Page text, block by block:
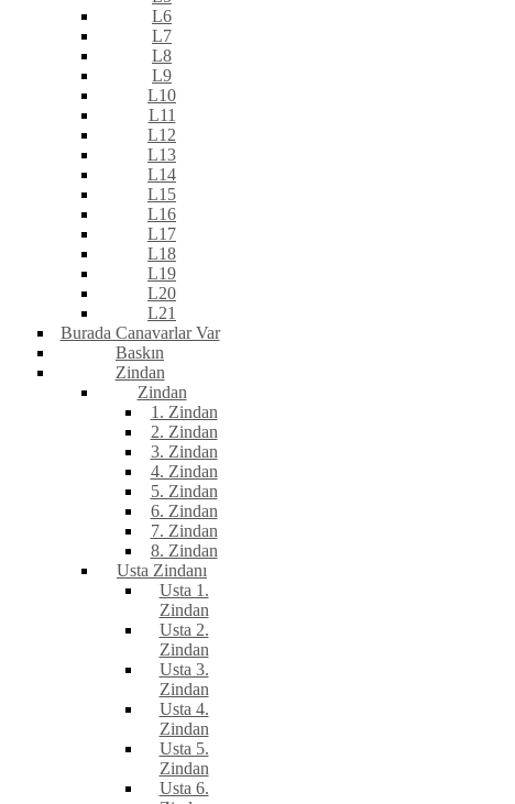
L6
L7
L8
L9
L10
L11
L12
L13
L14
L15
L16
L17
L18
L19
L20
L21
Burada Canavarlar Var
Baskın
Zindan
Zindan
1. Zindan
2. Zindan
3. Zindan
4. Zindan
5. Zindan
6. Zindan
7. Zindan
8. Zindan
Usta Zindanı
Usta 1.
Zindan
Usta 2.
Zindan
Usta 3.
Zindan
Usta 4.
Zindan
Usta 5.
Zindan
Usta 6.